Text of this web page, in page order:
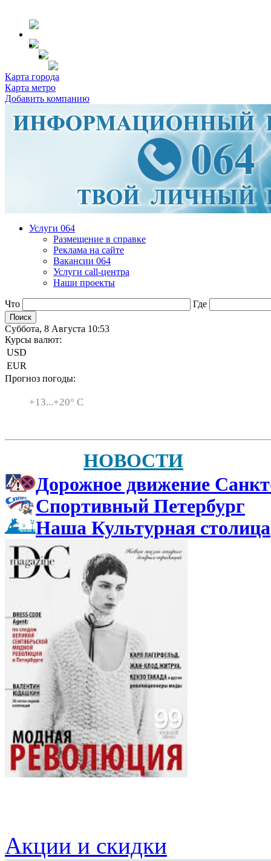
Карта города
Карта метро
Добавить компанию
Услуги 064
Размещение в справке
Реклама на сайте
Вакансии 064
Услуги call-центра
Наши проекты
Что Где
Суббота, 8 Августа 10:53
Курсы валют:
USD
EUR
Прогноз погоды:
+13...+20° C
НОВОСТИ
Дорожное движение
Спортивный Петербург
Наша Культурная столица
Акции и скидки